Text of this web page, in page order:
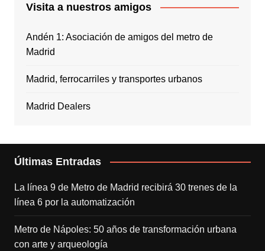
Visita a nuestros amigos
Andén 1: Asociación de amigos del metro de
Madrid
Madrid, ferrocarriles y transportes urbanos
Madrid Dealers
Últimas Entradas
La línea 9 de Metro de Madrid recibirá 30 trenes de la
línea 6 por la automatización
Metro de Nápoles: 50 años de transformación urbana
con arte y arqueología